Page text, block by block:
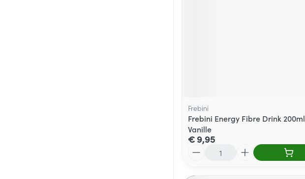
Frebini
Frebini Energy Fibre Drink 200ml
Vanille
€ 9,95